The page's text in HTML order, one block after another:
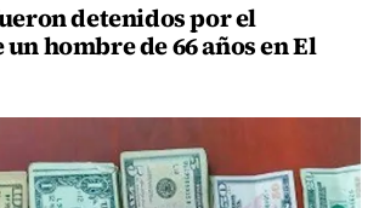
detenidos por el
hombre de 66 años en El